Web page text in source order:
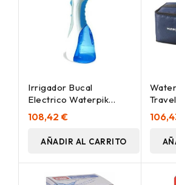
Irrigador Bucal
Electrico Waterpik
Ultra Cordless (Wp-
450) Inalámbrico, 1 Ud
108,42 €
AÑADIR AL CARRITO